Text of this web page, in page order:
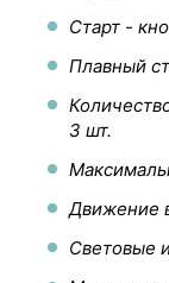
Старт -
Плавный
3 шт.
Движение
Световые